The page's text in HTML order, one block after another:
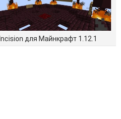
Incision для Майнкрафт 1.12.1